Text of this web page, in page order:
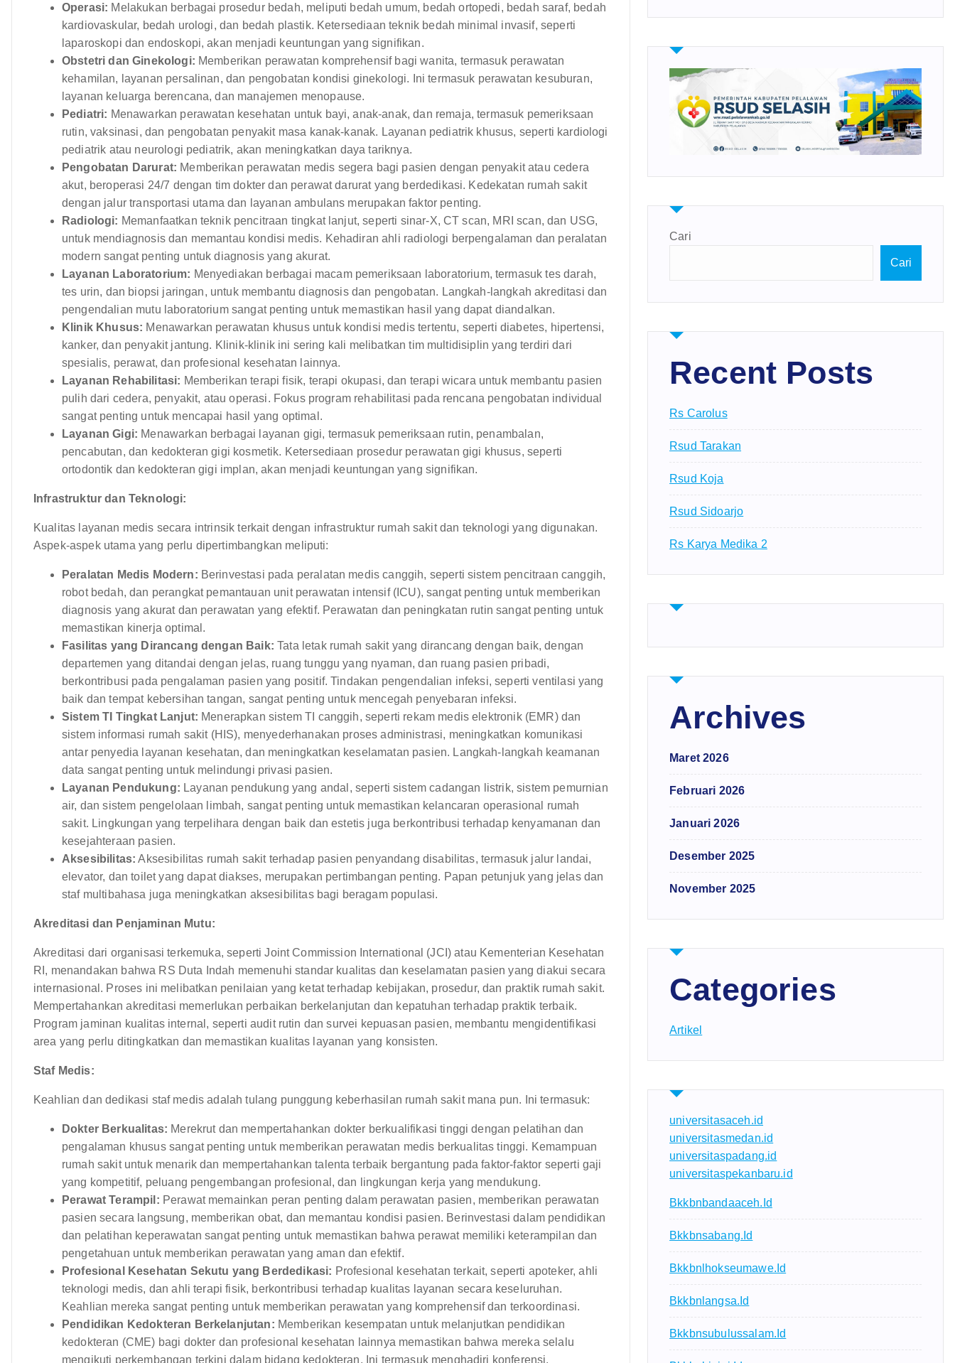
Operasi: Melakukan berbagai prosedur bedah, meliputi bedah umum, bedah ortopedi, bedah saraf, bedah
kardiovaskular, bedah urologi, dan bedah plastik. Ketersediaan teknik bedah minimal invasif, seperti
laparoskopi dan endoskopi, akan menjadi keuntungan yang signifikan.
Obstetri dan Ginekologi: Memberikan perawatan komprehensif bagi wanita, termasuk perawatan
kehamilan, layanan persalinan, dan pengobatan kondisi ginekologi. Ini termasuk perawatan kesuburan,
layanan keluarga berencana, dan manajemen menopause.
Pediatri: Menawarkan perawatan kesehatan untuk bayi, anak-anak, dan remaja, termasuk pemeriksaan
rutin, vaksinasi, dan pengobatan penyakit masa kanak-kanak. Layanan pediatrik khusus, seperti kardiologi
pediatrik atau neurologi pediatrik, akan meningkatkan daya tariknya.
Pengobatan Darurat: Memberikan perawatan medis segera bagi pasien dengan penyakit atau cedera
akut, beroperasi 24/7 dengan tim dokter dan perawat darurat yang berdedikasi. Kedekatan rumah sakit
dengan jalur transportasi utama dan layanan ambulans merupakan faktor penting.
Radiologi: Memanfaatkan teknik pencitraan tingkat lanjut, seperti sinar-X, CT scan, MRI scan, dan USG,
untuk mendiagnosis dan memantau kondisi medis. Kehadiran ahli radiologi berpengalaman dan peralatan
modern sangat penting untuk diagnosis yang akurat.
Layanan Laboratorium: Menyediakan berbagai macam pemeriksaan laboratorium, termasuk tes darah,
tes urin, dan biopsi jaringan, untuk membantu diagnosis dan pengobatan. Langkah-langkah akreditasi dan
pengendalian mutu laboratorium sangat penting untuk memastikan hasil yang dapat diandalkan.
Klinik Khusus: Menawarkan perawatan khusus untuk kondisi medis tertentu, seperti diabetes, hipertensi,
kanker, dan penyakit jantung. Klinik-klinik ini sering kali melibatkan tim multidisiplin yang terdiri dari
spesialis, perawat, dan profesional kesehatan lainnya.
Layanan Rehabilitasi: Memberikan terapi fisik, terapi okupasi, dan terapi wicara untuk membantu pasien
pulih dari cedera, penyakit, atau operasi. Fokus program rehabilitasi pada rencana pengobatan individual
sangat penting untuk mencapai hasil yang optimal.
Layanan Gigi: Menawarkan berbagai layanan gigi, termasuk pemeriksaan rutin, penambalan,
pencabutan, dan kedokteran gigi kosmetik. Ketersediaan prosedur perawatan gigi khusus, seperti
ortodontik dan kedokteran gigi implan, akan menjadi keuntungan yang signifikan.
Infrastruktur dan Teknologi:
Kualitas layanan medis secara intrinsik terkait dengan infrastruktur rumah sakit dan teknologi yang digunakan.
Aspek-aspek utama yang perlu dipertimbangkan meliputi:
Peralatan Medis Modern: Berinvestasi pada peralatan medis canggih, seperti sistem pencitraan canggih,
robot bedah, dan perangkat pemantauan unit perawatan intensif (ICU), sangat penting untuk memberikan
diagnosis yang akurat dan perawatan yang efektif. Perawatan dan peningkatan rutin sangat penting untuk
memastikan kinerja optimal.
Fasilitas yang Dirancang dengan Baik: Tata letak rumah sakit yang dirancang dengan baik, dengan
departemen yang ditandai dengan jelas, ruang tunggu yang nyaman, dan ruang pasien pribadi,
berkontribusi pada pengalaman pasien yang positif. Tindakan pengendalian infeksi, seperti ventilasi yang
baik dan tempat kebersihan tangan, sangat penting untuk mencegah penyebaran infeksi.
Sistem TI Tingkat Lanjut: Menerapkan sistem TI canggih, seperti rekam medis elektronik (EMR) dan
sistem informasi rumah sakit (HIS), menyederhanakan proses administrasi, meningkatkan komunikasi
antar penyedia layanan kesehatan, dan meningkatkan keselamatan pasien. Langkah-langkah keamanan
data sangat penting untuk melindungi privasi pasien.
Layanan Pendukung: Layanan pendukung yang andal, seperti sistem cadangan listrik, sistem pemurnian
air, dan sistem pengelolaan limbah, sangat penting untuk memastikan kelancaran operasional rumah
sakit. Lingkungan yang terpelihara dengan baik dan estetis juga berkontribusi terhadap kenyamanan dan
kesejahteraan pasien.
Aksesibilitas: Aksesibilitas rumah sakit terhadap pasien penyandang disabilitas, termasuk jalur landai,
elevator, dan toilet yang dapat diakses, merupakan pertimbangan penting. Papan petunjuk yang jelas dan
staf multibahasa juga meningkatkan aksesibilitas bagi beragam populasi.
Akreditasi dan Penjaminan Mutu:
Akreditasi dari organisasi terkemuka, seperti Joint Commission International (JCI) atau Kementerian Kesehatan
RI, menandakan bahwa RS Duta Indah memenuhi standar kualitas dan keselamatan pasien yang diakui secara
internasional. Proses ini melibatkan penilaian yang ketat terhadap kebijakan, prosedur, dan praktik rumah sakit.
Mempertahankan akreditasi memerlukan perbaikan berkelanjutan dan kepatuhan terhadap praktik terbaik.
Program jaminan kualitas internal, seperti audit rutin dan survei kepuasan pasien, membantu mengidentifikasi
area yang perlu ditingkatkan dan memastikan kualitas layanan yang konsisten.
Staf Medis:
Keahlian dan dedikasi staf medis adalah tulang punggung keberhasilan rumah sakit mana pun. Ini termasuk:
Dokter Berkualitas: Merekrut dan mempertahankan dokter berkualifikasi tinggi dengan pelatihan dan
pengalaman khusus sangat penting untuk memberikan perawatan medis berkualitas tinggi. Kemampuan
rumah sakit untuk menarik dan mempertahankan talenta terbaik bergantung pada faktor-faktor seperti gaji
yang kompetitif, peluang pengembangan profesional, dan lingkungan kerja yang mendukung.
Perawat Terampil: Perawat memainkan peran penting dalam perawatan pasien, memberikan perawatan
pasien secara langsung, memberikan obat, dan memantau kondisi pasien. Berinvestasi dalam pendidikan
dan pelatihan keperawatan sangat penting untuk memastikan bahwa perawat memiliki keterampilan dan
pengetahuan untuk memberikan perawatan yang aman dan efektif.
Profesional Kesehatan Sekutu yang Berdedikasi: Profesional kesehatan terkait, seperti apoteker, ahli
teknologi medis, dan ahli terapi fisik, berkontribusi terhadap kualitas layanan secara keseluruhan.
Keahlian mereka sangat penting untuk memberikan perawatan yang komprehensif dan terkoordinasi.
Pendidikan Kedokteran Berkelanjutan: Memberikan kesempatan untuk melanjutkan pendidikan
kedokteran (CME) bagi dokter dan profesional kesehatan lainnya memastikan bahwa mereka selalu
mengikuti perkembangan terkini dalam bidang kedokteran. Ini termasuk menghadiri konferensi,
Cari
Cari
Recent Posts
Rs Carolus
Rsud Tarakan
Rsud Koja
Rsud Sidoarjo
Rs Karya Medika 2
Archives
Maret 2026
Februari 2026
Januari 2026
Desember 2025
November 2025
Categories
Artikel
universitasaceh.id
universitasmedan.id
universitaspadang.id
universitaspekanbaru.id
Bkkbnbandaaceh.id
Bkkbnsabang.id
Bkkbnlhokseumawe.id
Bkkbnlangsa.id
Bkkbnsubulussalam.id